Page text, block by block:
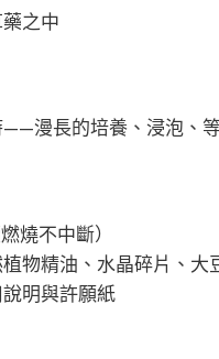
藥之中
漫長的培養、浸泡、
燃燒不中斷）
物精油、水晶碎片、大
說明與許願紙